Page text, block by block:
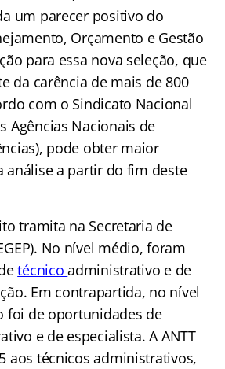
um parecer positivo do
Orçamento e Gestão
para essa nova seleção, que
da carência de mais de 800
com o Sindicato Nacional
Agências Nacionais de
pode obter maior
análise a partir do fim deste
tramita na Secretaria de
No nível médio, foram
técnicoadministrativo e de
Em contrapartida, no nível
foi de oportunidades de
e de especialista. A ANTT
aos técnicos administrativos,